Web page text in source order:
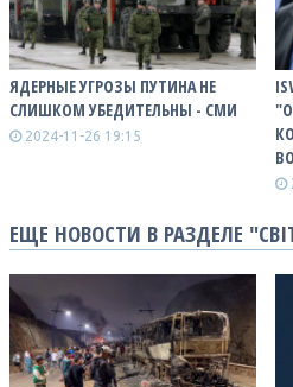
ЯДЕРНЫЕ УГРОЗЫ ПУТИНА НЕ
СЛИШКОМ УБЕДИТЕЛЬНЫ - СМИ
2024-11-26 19:15
ЕЩЕ НОВОСТИ В РАЗДЕЛЕ